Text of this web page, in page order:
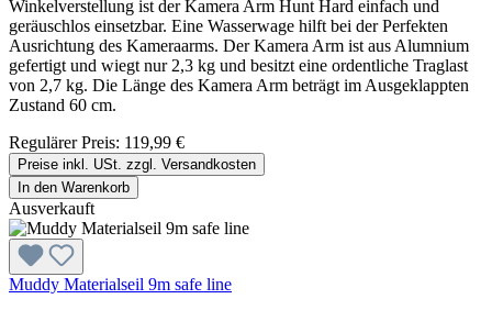
Winkelverstellung ist der Kamera Arm Hunt Hard einfach und
geräuschlos einsetzbar. Eine Wasserwage hilft bei der Perfekten
Ausrichtung des Kameraarms. Der Kamera Arm ist aus Alumnium
gefertigt und wiegt nur 2,3 kg und besitzt eine ordentliche Traglast
von 2,7 kg. Die Länge des Kamera Arm beträgt im Ausgeklappten
Zustand 60 cm.
Regulärer Preis: 119,99 €
Preise inkl. USt. zzgl. Versandkosten
In den Warenkorb
Ausverkauft
Muddy Materialseil 9m safe line